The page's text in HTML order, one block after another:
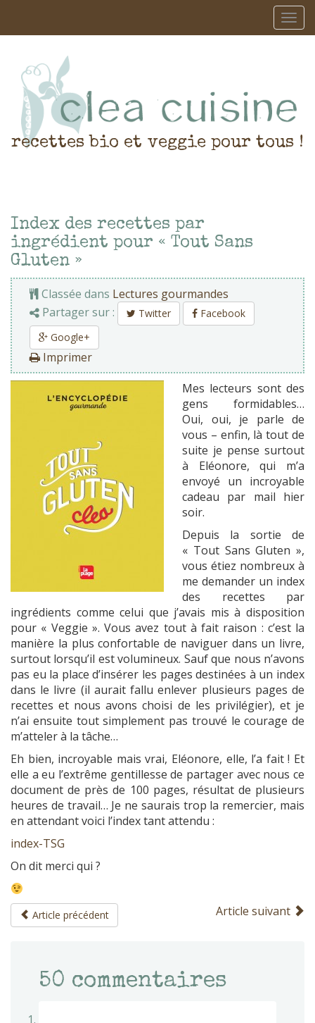
recettes bio et veggie pour tous !
Index des recettes par
ingrédient pour « Tout Sans
Gluten »
Classée dans Lectures gourmandes
Partager sur :
Twitter
Facebook
Google+
Imprimer
Mes lecteurs sont des
gens formidables…
Oui, oui, je parle de
vous – enfin, là tout de
suite je pense surtout
à Eléonore, qui m’a
envoyé un incroyable
cadeau par mail hier
soir.
Depuis la sortie de
« Tout Sans Gluten »,
vous étiez nombreux à
me demander un index
des recettes par
ingrédients comme celui que j’avais mis à disposition
pour « Veggie ». Vous avez tout à fait raison : c’est la
manière la plus confortable de naviguer dans un livre,
surtout lorsqu’il est volumineux. Sauf que nous n’avons
pas eu la place d’insérer les pages destinées à un index
dans le livre (il aurait fallu enlever plusieurs pages de
recettes et nous avons choisi de les privilégier), et je
n’ai ensuite tout simplement pas trouvé le courage de
m’atteler à la tâche…
Eh bien, incroyable mais vrai, Eléonore, elle, l’a fait ! Et
elle a eu l’extrême gentillesse de partager avec nous ce
document de près de 100 pages, résultat de plusieurs
heures de travail… Je ne saurais trop la remercier, mais
en attendant voici l’index tant attendu :
index-TSG
On dit merci qui ?
Article précédent Article suivant
50 commentaires